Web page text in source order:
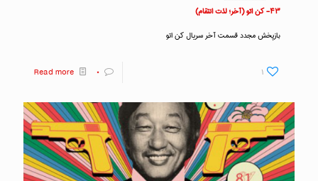
۴۳- کن اتو (آخر؛ لذت انتقام)
بازپخش مجدد قسمت آخر سریال کن اتو
۱ ۰ Read more